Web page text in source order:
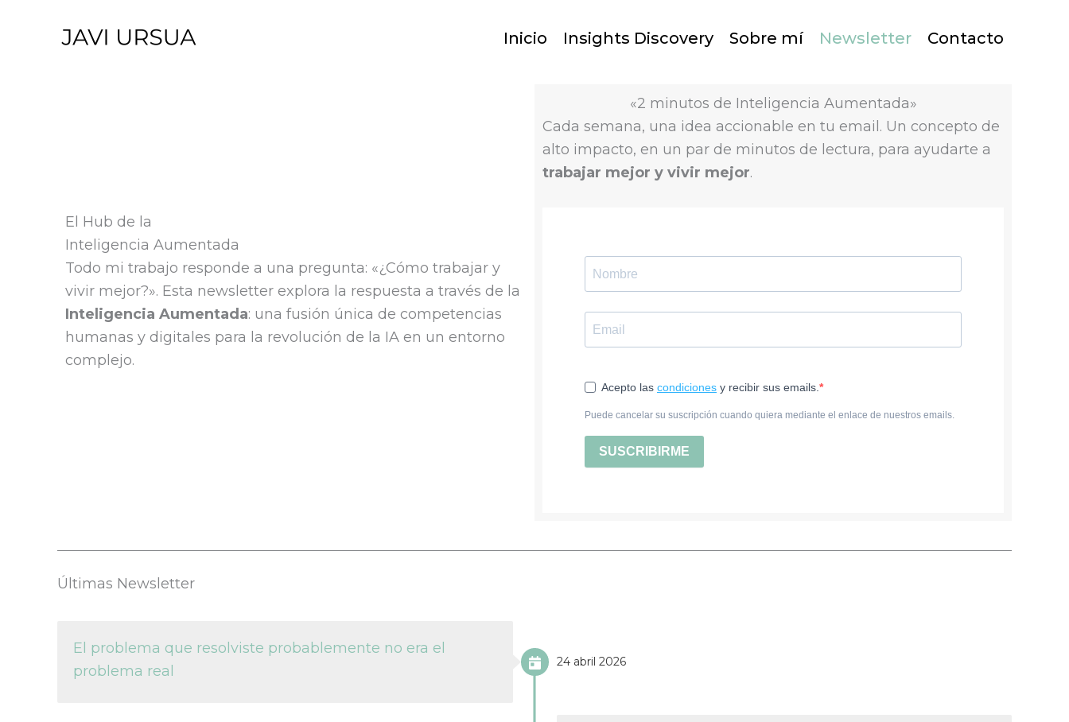
Inicio Insights Discovery Sobre mí Newsletter Contacto
El Hub de la
Inteligencia Aumentada
Todo mi trabajo responde a una pregunta: «¿Cómo trabajar y
vivir mejor?». Esta newsletter explora la respuesta a través de la
Inteligencia Aumentada: una fusión única de competencias
humanas y digitales para la revolución de la IA en un entorno
complejo.
«2 minutos de Inteligencia Aumentada»
Cada semana, una idea accionable en tu email. Un concepto de
alto impacto, en un par de minutos de lectura, para ayudarte a
trabajar mejor y vivir mejor.
Acepto las condiciones y recibir sus emails.
Puede cancelar su suscripción cuando quiera mediante el enlace de nuestros emails.
SUSCRIBIRME
Últimas Newsletter
El problema que resolviste probablemente no era el
problema real
24 abril 2026